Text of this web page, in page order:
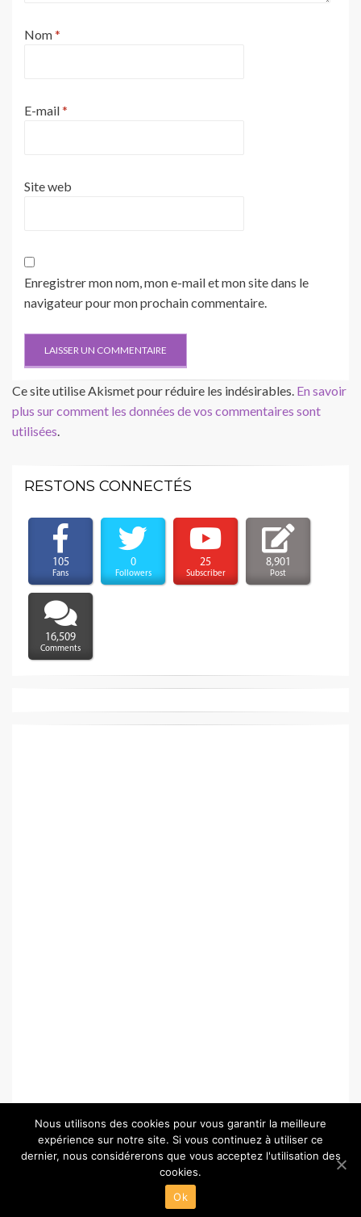
Nom*
E-mail*
Site web
Enregistrer mon nom, mon e-mail et mon site dans le
navigateur pour mon prochain commentaire.
Ce site utilise Akismet pour réduire les indésirables. En savoir
plus sur comment les données de vos commentaires sont
utilisées.
RESTONS CONNECTÉS
105
Fans
0
Followers
25
Subscriber
8,901
Post
16,509
Comments
© Copyright 2026 –
Powered by
Nous utilisons des cookies pour vous garantir la meilleure
expérience sur notre site. Si vous continuez à utiliser ce
dernier, nous considérerons que vous acceptez l'utilisation des
cookies.
Ok